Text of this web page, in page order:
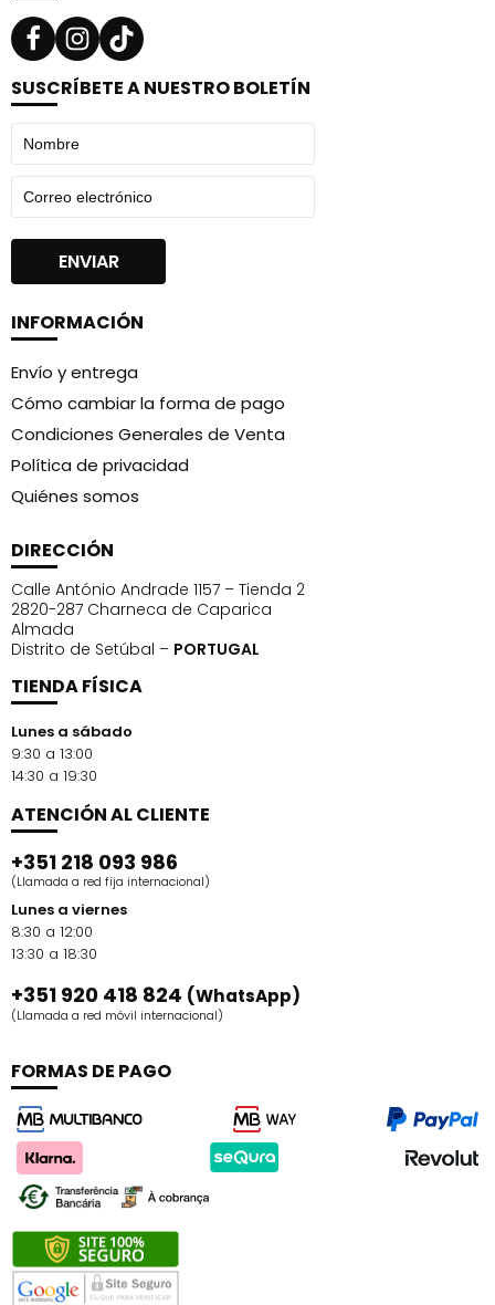
SUSCRÍBETE A NUESTRO BOLETÍN
INFORMACIÓN
Envío y entrega
Cómo cambiar la forma de pago
Condiciones Generales de Venta
Política de privacidad
Quiénes somos
DIRECCIÓN
Calle António Andrade 1157 – Tienda 2
2820-287 Charneca de Caparica
Almada
Distrito de Setúbal – PORTUGAL
TIENDA FÍSICA
Lunes a sábado
9:30 a 13:00
14:30 a 19:30
ATENCIÓN AL CLIENTE
+351 218 093 986
(Llamada a red fija internacional)
Lunes a viernes
8:30 a 12:00
13:30 a 18:30
+351 920 418 824 (WhatsApp)
(Llamada a red móvil internacional)
FORMAS DE PAGO